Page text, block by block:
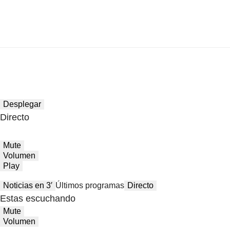
Desplegar
Directo
Mute
Volumen
Play
Noticias en 3′ Últimos programas Directo
Estas escuchando
Mute
Volumen